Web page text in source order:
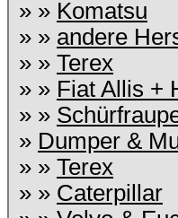
» » Komatsu
» » andere
» » Terex
» » Fiat Allis +
» »
» Dumper &
» » Terex
» » Caterpillar